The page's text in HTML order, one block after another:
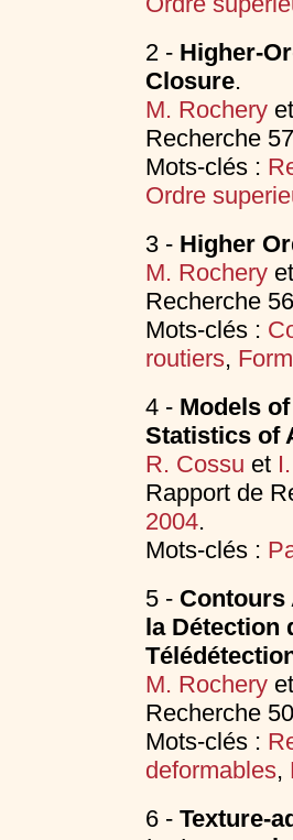
2 - Higher-
Closure.
M. Rochery
Recherche
Mots-clés :
Ordre
3 - Higher
M. Rochery
Recherche
Mots-clés :
routiers,
4 - Models
Statistics of
R. Cossu et
Rapport de
2004.
Mots-clés :
5 - Contours
la Détection
M. Rochery
Recherche
Mots-clés :
deformables,
6 - Texture-